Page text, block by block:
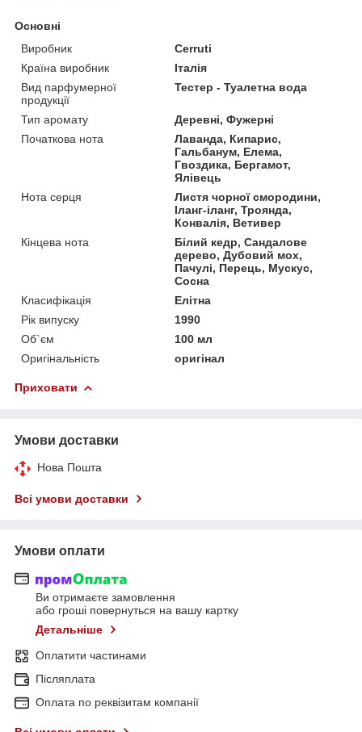
Основні
Виробник
Cerruti
Країна виробник
Італія
Вид парфумерної
продукції
Тестер - Туалетна вода
Тип аромату
Деревні, Фужерні
Початкова нота
Лаванда, Кипарис,
Гальбанум, Елема,
Гвоздика, Бергамот,
Ялівець
Нота серця
Листя чорної смородини,
Іланг-іланг, Троянда,
Конвалія, Ветивер
Кінцева нота
Білий кедр, Сандалове
дерево, Дубовий мох,
Пачулі, Перець, Мускус,
Сосна
Класифікація
Елітна
Рік випуску
1990
Об`єм
100 мл
Оригінальність
оригінал
Приховати
Умови доставки
Нова Пошта
Всі умови доставки
Умови оплати
Ви отримаєте замовлення
або гроші повернуться на вашу картку
Детальніше
Оплатити частинами
Післяплата
Оплата по реквізитам компанії